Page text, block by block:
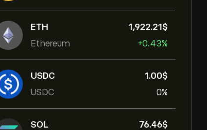
ETH
Ethereum
1,922.21‎$‎
+0.43%
USDC
USDC
1.00‎$‎
0%
SOL
76.46‎$‎